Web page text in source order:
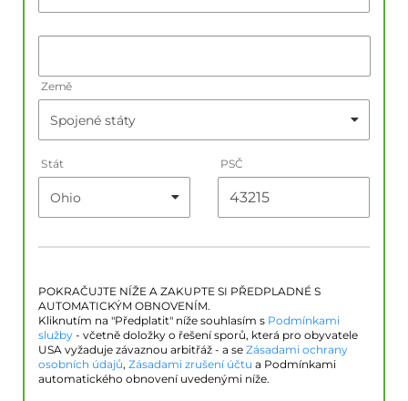
Země
Stát PSČ
POKRAČUJTE NÍŽE A ZAKUPTE SI PŘEDPLADNÉ S
AUTOMATICKÝM OBNOVENÍM.
Kliknutím na "Předplatit" níže souhlasím s Podmínkami
služby - včetně doložky o řešení sporů, která pro obyvatele
USA vyžaduje závaznou arbitřáž - a se Zásadami ochrany
osobních údajů, Zásadami zrušení účtu a Podmínkami
automatického obnovení uvedenými níže.